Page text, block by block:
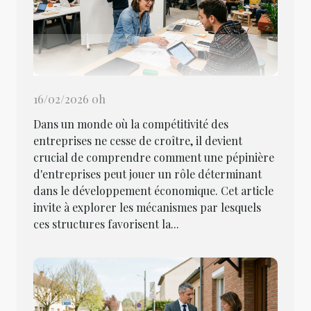
16/02/2026 0h
Dans un monde où la compétitivité des
entreprises ne cesse de croître, il devient
crucial de comprendre comment une pépinière
d'entreprises peut jouer un rôle déterminant
dans le développement économique. Cet article
invite à explorer les mécanismes par lesquels
ces structures favorisent la...